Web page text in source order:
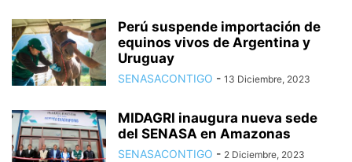
Perú suspende importación de
equinos vivos de Argentina y
Uruguay
SENASACONTIGO - 13 Diciembre, 2023
MIDAGRI inaugura nueva sede
del SENASA en Amazonas
SENASACONTIGO - 2 Diciembre, 2023